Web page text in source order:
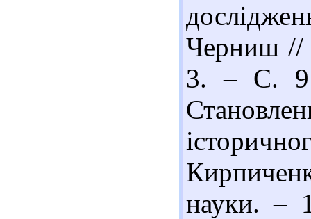
Черниш //
3. – С.
науки.